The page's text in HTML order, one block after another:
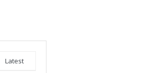
Latest